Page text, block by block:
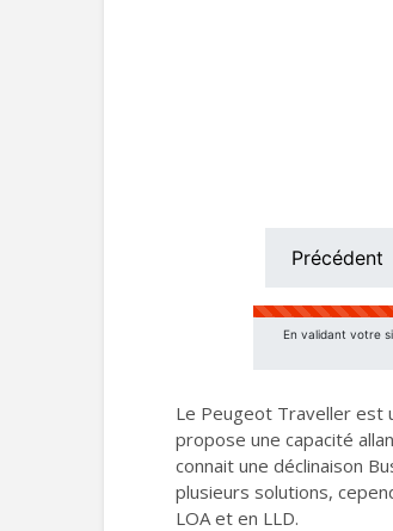
Le Peugeot Traveller est
propose une capacité
connait une déclinaison
plusieurs solutions,
LOA et en LLD.